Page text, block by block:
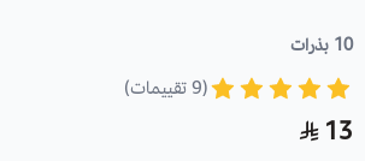
10 بذرات
(9 تقييمات)
13